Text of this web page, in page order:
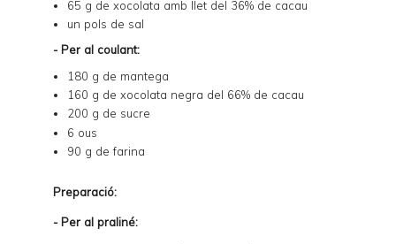
65 g de xocolata amb llet del 36% de cacau
un pols de sal
- Per al coulant:
180 g de mantega
160 g de xocolata negra del 66% de cacau
200 g de sucre
6 ous
90 g de farina
Preparació:
- Per al praliné: